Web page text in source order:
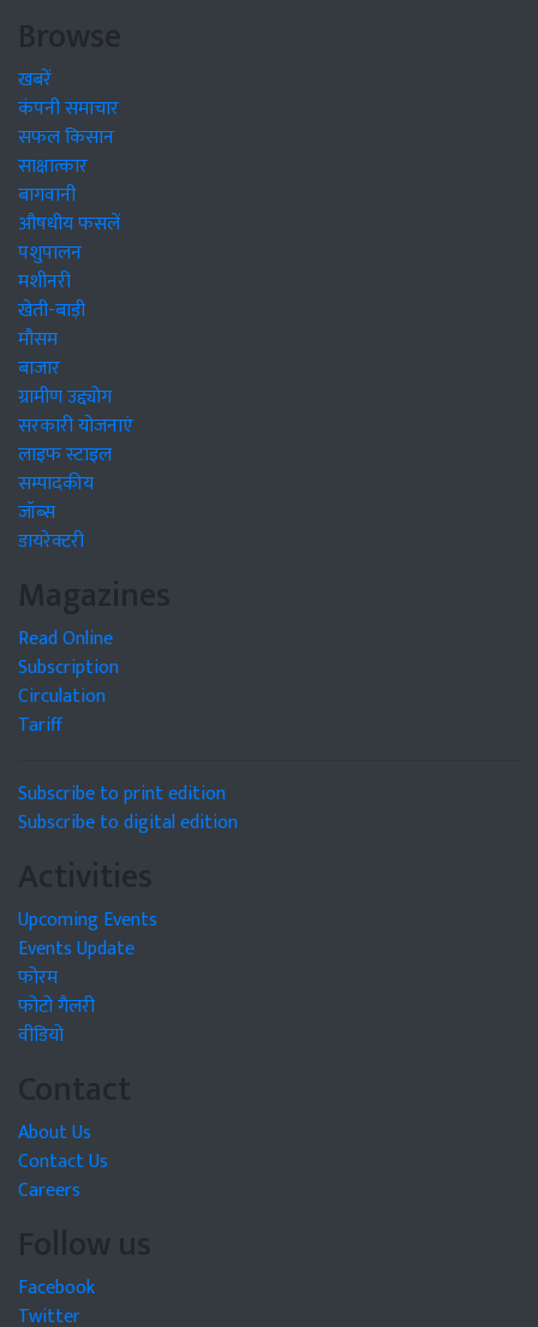
Browse
खबरें
कंपनी समाचार
सफल किसान
साक्षात्कार
बागवानी
औषधीय फसलें
पशुपालन
मशीनरी
खेती-बाड़ी
मौसम
बाजार
ग्रामीण उद्द्योग
सरकारी योजनाएं
लाइफ स्टाइल
सम्पादकीय
जॉब्स
डायरेक्टरी
Magazines
Read Online
Subscription
Circulation
Tariff
Subscribe to print edition
Subscribe to digital edition
Activities
Upcoming Events
Events Update
फोरम
फोटो गैलरी
वीडियो
Contact
About Us
Contact Us
Careers
Follow us
Facebook
Twitter